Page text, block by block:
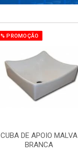
% PROMOÇÃO
CUBA DE APOIO MALVA
BRANCA